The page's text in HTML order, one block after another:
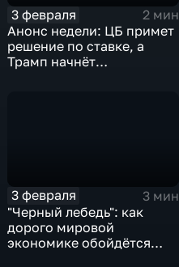
3 февраля
2 мин
Анонс недели: ЦБ примет
решение по ставке, а
Трамп начнёт
3 февраля
3 мин
"Черный лебедь": как
дорого мировой
экономике обойдётся